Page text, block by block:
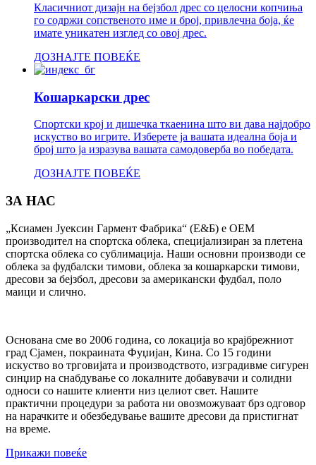
Класичниот дизајн на бејзбол дрес со целосни копчиња
го содржи сопственото име и број, привлечна боја, ќе
имате уникатен изглед со овој дрес.
ДОЗНАЈТЕ ПОВЕЌЕ
Кошаркарски дрес
Спортски крој и дишечка ткаенина што ви дава најдобро
искуство во игрите. Изберете ја вашата идеална боја и
број што ја изразува вашата самодоверба во победата.
ДОЗНАЈТЕ ПОВЕЌЕ
ЗА НАС
„Ксиамен Јуексин Гармент Фабрика“ (Е&Б) е ОЕМ
производител на спортска облека, специјализиран за плетена
спортска облека со сублимација. Наши основни производи се
облека за фудбалски тимови, облека за кошаркарски тимови,
дресови за бејзбол, дресови за американски фудбал, поло
маици и слично.
Основана сме во 2006 година, со локација во крајбрежниот
град Сјамен, покраината Фуџијан, Кина. Со 15 години
искуство во трговијата и производството, изградивме сигурен
синџир на снабдување со локалните добавувачи и солидни
односи со нашите клиенти низ целиот свет. Нашите
практични процедури за работа ни овозможуваат брз одговор
на нарачките и обезбедување вашите дресови да пристигнат
на време.
Прикажи повеќе